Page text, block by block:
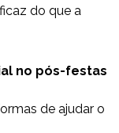
do que a
no pós-festas
de ajudar o